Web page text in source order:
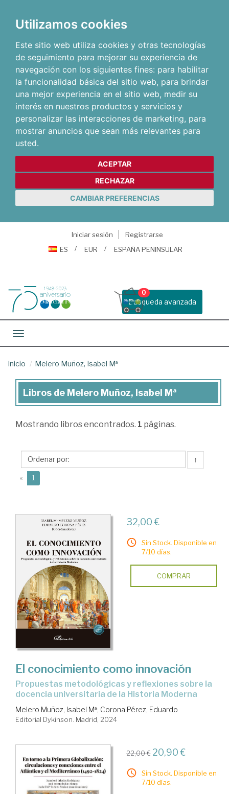
Utilizamos cookies
Este sitio web utiliza cookies y otras tecnologías
de seguimiento para mejorar su experiencia de
navegación con los siguientes fines: para habilitar
la funcionalidad básica del sitio web, para brindar
una mejor experiencia en el sitio web, medir su
interés en nuestros productos y servicios y
personalizar las interacciones de marketing, para
mostrar anuncios que sean más relevantes para
usted.
ACEPTAR
RECHAZAR
CAMBIAR PREFERENCIAS
Iniciar sesión
Registrarse
ES
EUR ESPAÑA PENINSULAR
Busqueda avanzada
0
Toggle navigation
Inicio Melero Muñoz, Isabel Mª
Libros
Melero
Isabel
Mª
Libros de Melero Muñoz, Isabel Mª
Mostrando libros encontrados. 1 páginas.
↑
« 1
32,00 €
Sin Stock. Disponible en
7/10 días.
COMPRAR
El conocimiento como innovación
propuestas metodológicas y reflexiones sobre la
docencia universitaria de la Historia Moderna
Melero Muñoz, Isabel Mª; Corona Pérez, Eduardo
Editorial Dykinson. Madrid, 2024
22,00 € 20,90 €
Sin Stock. Disponible en
7/10 días.